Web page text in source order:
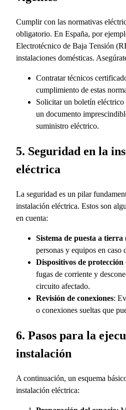
Cumplir con las normativas
obligatorio. En España, por
Electrotécnico de Baja Tensión
instalaciones domésticas.
Contratar técnicos
cumplimiento de estas
Solicitar un boletín
un documento
suministro eléctrico.
5. Seguridad en la
eléctrica
La seguridad es un pilar
instalación eléctrica. Estos son
en cuenta:
Sistema de puesta a tierra
personas y equipos en caso
Dispositivos de
fugas de corriente y
circuito afectado.
Revisión de conexiones:
o conexiones sueltas que
6. Pasos para la
instalación
A continuación, un esquema
instalación eléctrica: